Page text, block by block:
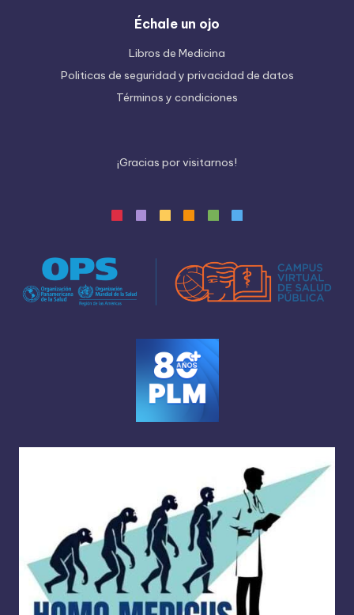
Échale un ojo
Libros de Medicina
Politicas de seguridad y privacidad de datos
Términos y condiciones
¡Gracias porvisitarnos!